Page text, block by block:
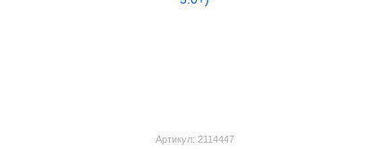
Артикул: 2114447